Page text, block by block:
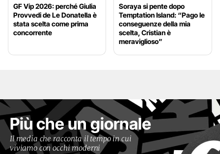
GF Vip 2026: perché Giulia
Provvedi de Le Donatella è
stata scelta come prima
concorrente
Soraya si pente dopo
Temptation Island: “Pago le
conseguenze della mia
scelta, Cristian è
meraviglioso”
Più che un giornale
Il media che racconta il tempo in cui
viviamo con occhi moderni